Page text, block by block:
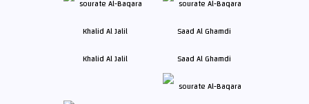
Khalid Al Jalil Saad Al Ghamdi